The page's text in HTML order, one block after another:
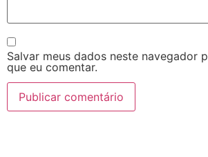
Salvar meus dados neste navegador
que eu comentar.